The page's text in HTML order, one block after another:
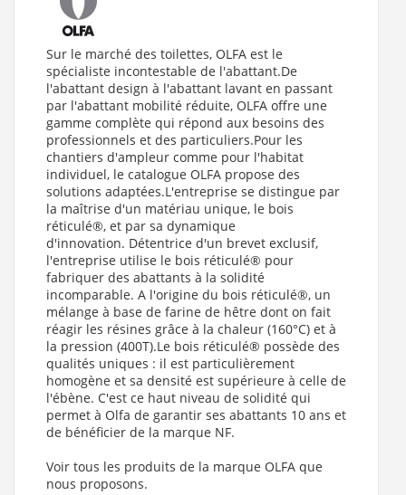
Sur le marché des toilettes, OLFA est le
spécialiste incontestable de l'abattant.De
l'abattant design à l'abattant lavant en passant
par l'abattant mobilité réduite, OLFA offre une
gamme complète qui répond aux besoins des
professionnels et des particuliers.Pour les
chantiers d'ampleur comme pour l'habitat
individuel, le catalogue OLFA propose des
solutions adaptées.L'entreprise se distingue par
la maîtrise d'un matériau unique, le bois
réticulé®, et par sa dynamique
d'innovation. Détentrice d'un brevet exclusif,
l'entreprise utilise le bois réticulé® pour
fabriquer des abattants à la solidité
incomparable. A l'origine du bois réticulé®, un
mélange à base de farine de hêtre dont on fait
réagir les résines grâce à la chaleur (160°C) et à
la pression (400T).Le bois réticulé® possède des
qualités uniques : il est particulièrement
homogène et sa densité est supérieure à celle de
l'ébène. C'est ce haut niveau de solidité qui
permet à Olfa de garantir ses abattants 10 ans et
de bénéficier de la marque NF.
Voir tous les produits de la marque OLFA que
nous proposons.